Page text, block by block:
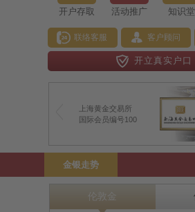
开户存取 活动推广 知识堂
联络客服 客户顾问
开立真实户口
上海黄金交易所
国际会员编号100
金银走势